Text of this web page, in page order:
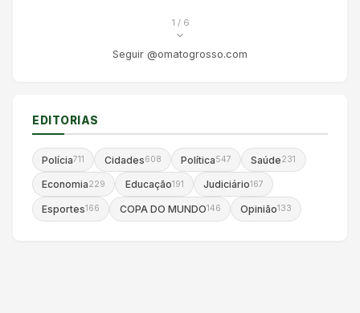
1 / 6
Seguir @omatogrosso.com
EDITORIAS
Polícia711 Cidades608 Política547 Saúde231
Economia229 Educação191 Judiciário167
Esportes166 COPA DO MUNDO146 Opinião133